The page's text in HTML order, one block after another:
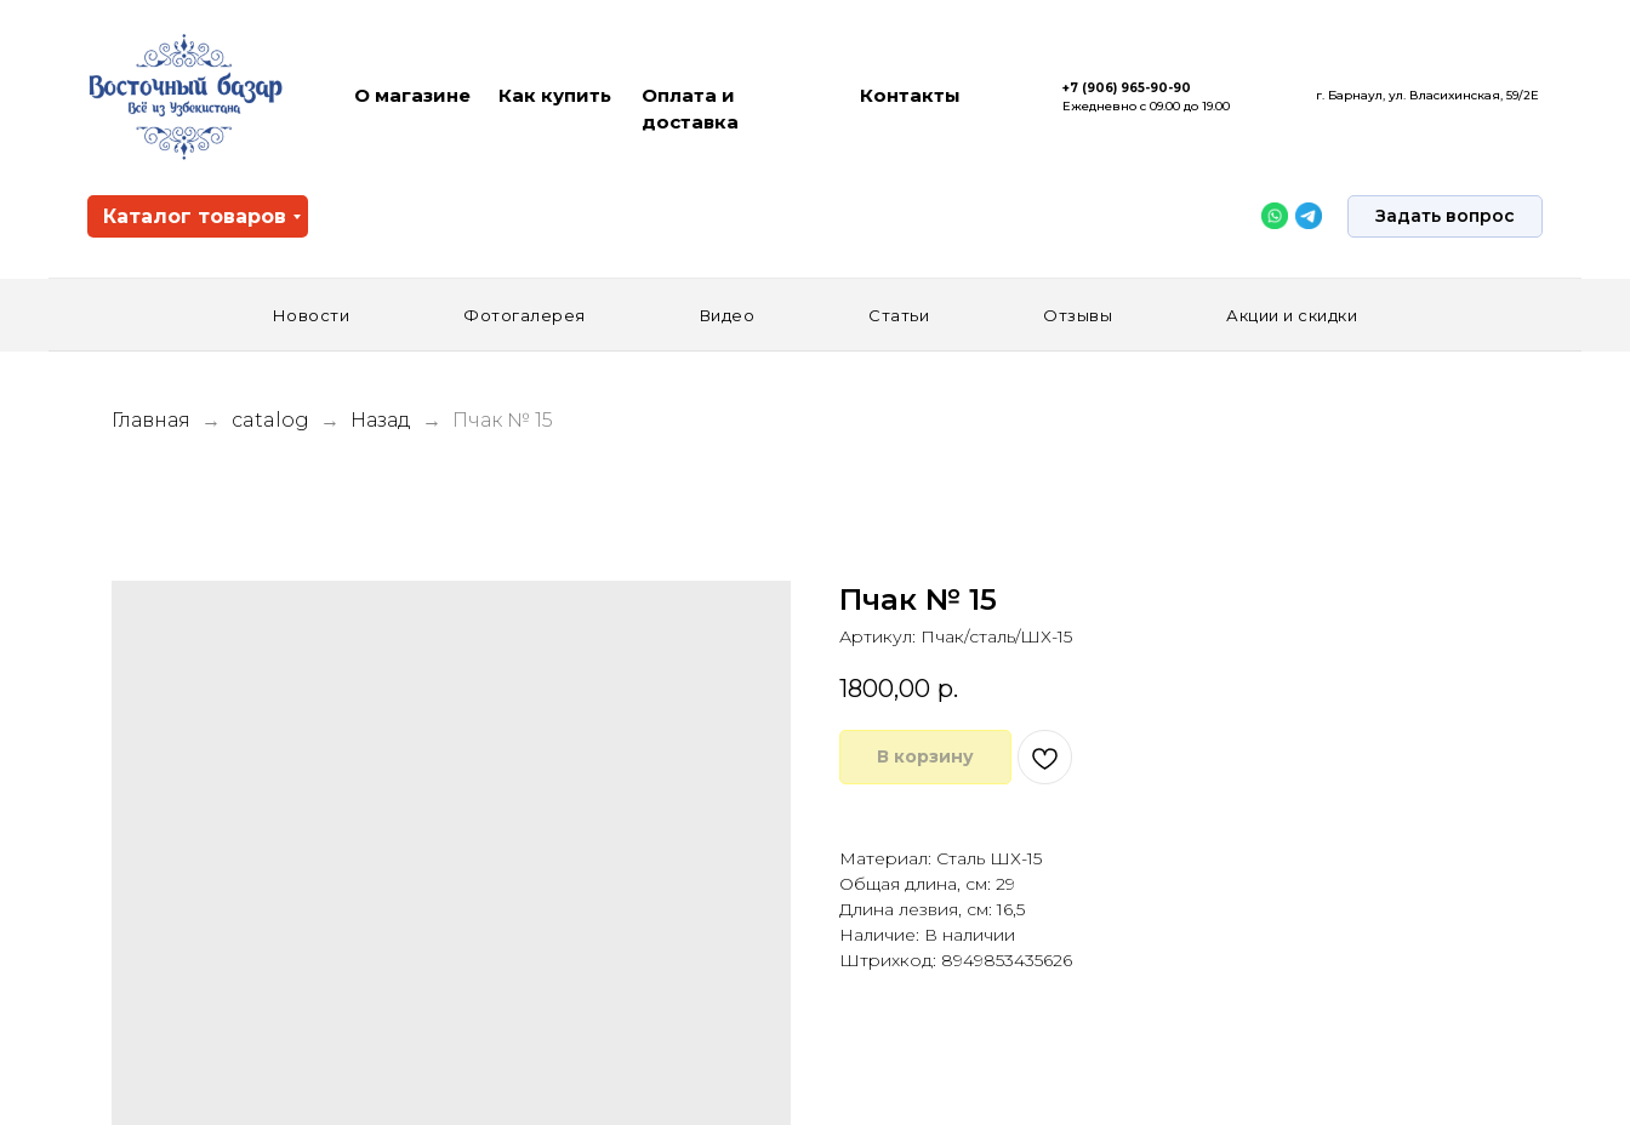
+7 (906) 965-90-90
Ежедневно с 09.00 до 19.00
г. Барнаул, ул. Власихинская, 59/2Е
Каталог товаров Задать вопрос
О магазине Как купить
Оплата и
доставка
Контакты
Новости Фотогалерея Видео Статьи Отзывы Акции и скидки
Главная catalog Назад Пчак № 15
Пчак № 15
Артикул: Пчак/сталь/ШХ-15
1800,00 р.
В корзину
Материал: Сталь ШХ-15
Общая длина, см: 29
Длина лезвия, см: 16,5
Наличие: В наличии
Штрихкод: 8949853435626